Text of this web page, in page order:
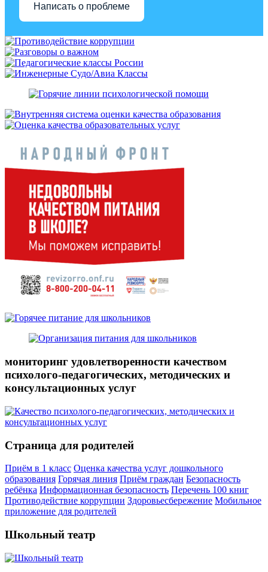
Написать о проблеме
мониторинг удовлетворенности качеством
психолого-педагогических, методических и
консультационных услуг
Страница для родителей
Приём в 1 класс Оценка качества услуг дошкольного
образования Горячая линия Приём граждан Безопасность
ребёнка Информационная безопасность Перечень 100 книг
Противодействие коррупции Здоровьесбережение Мобильное
приложение для родителей
Школьный театр